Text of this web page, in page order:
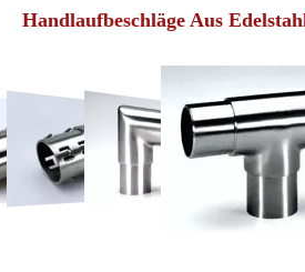
Handlaufbeschläge Aus